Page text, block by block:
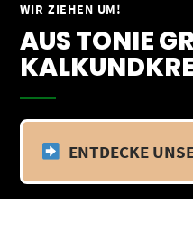
WIR ZIEHEN UM!
AUS TONIE
ENTDECKE
Springe
Inhalt
Vom 09.04.25 - 20.04.25
Zeitraum findet kein